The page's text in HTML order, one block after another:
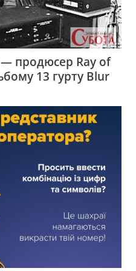
продюсер Ray of
13 гурту Blur